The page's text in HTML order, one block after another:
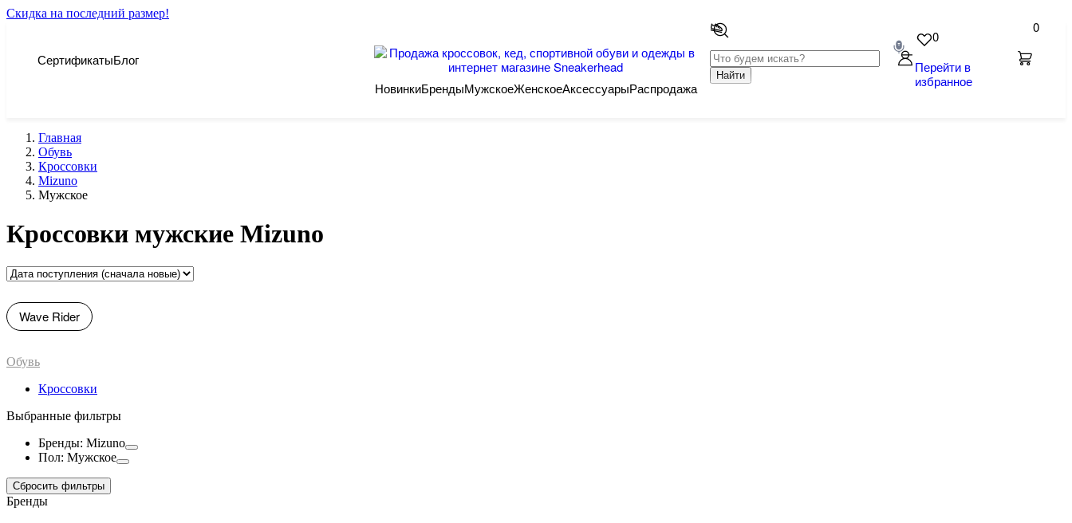
Скидка на последний размер!
СертификатыБлог
Найти
0
Перейти в
избранное
0
НовинкиБрендыМужскоеЖенскоеАксессуарыРаспродажа
Главная
Обувь
Кроссовки
Mizuno
Мужское
Кроссовки мужские Mizuno
Wave Rider
Обувь
Кроссовки
Выбранные фильтры
Бренды: Mizuno
Пол: Мужское
Сбросить фильтры
Бренды